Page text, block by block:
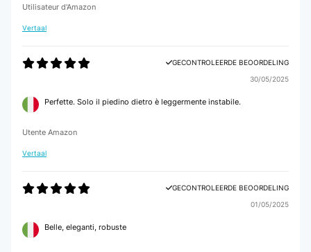
Utilisateur d'Amazon
Vertaal
GECONTROLEERDE BEOORDELING
30/05/2025
Perfette. Solo il piedino dietro è leggermente instabile.
Utente Amazon
Vertaal
GECONTROLEERDE BEOORDELING
01/05/2025
Belle, eleganti, robuste